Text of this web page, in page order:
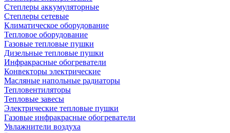
Степлеры аккумуляторные
Степлеры сетевые
Климатическое оборудование
Тепловое оборудование
Газовые тепловые пушки
Дизельные тепловые пушки
Инфракрасные обогреватели
Конвекторы электрические
Масляные напольные радиаторы
Тепловентиляторы
Тепловые завесы
Электрические тепловые пушки
Газовые инфракрасные обогреватели
Увлажнители воздуха